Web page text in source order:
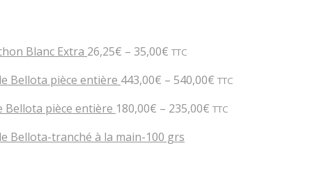
Blanc Extra 26,25€ – 35,00€ TTC
Bellota pièce entière 443,00€ – 540,00€ TTC
Bellota pièce entière 180,00€ – 235,00€ TTC
Bellota-tranché à la main-100 grs